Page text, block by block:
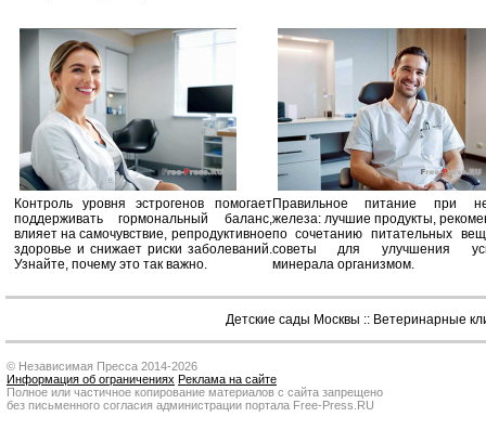
Контроль уровня эстрогенов помогает
поддерживать гормональный баланс,
влияет на самочувствие, репродуктивное
здоровье и снижает риски заболеваний.
Узнайте, почему это так важно.
Правильное питание при
железа: лучшие продукты,
по сочетанию питательных
советы для улучшения
минерала организмом.
Детские сады Москвы :: Ветеринарные
© Независимая Пресса 2014-2026
Информация об ограничениях Реклама на сайте
Полное или частичное копирование материалов с сайта запрещено
без письменного согласия администрации портала Free-Press.RU